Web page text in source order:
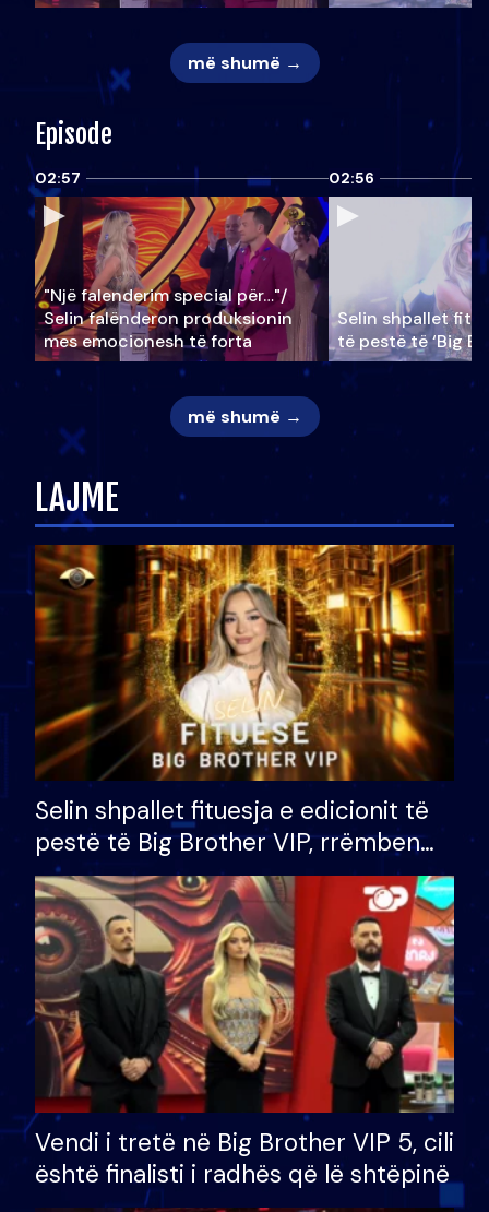
më shumë →
Episode
02:57
"Një falenderim special për…"/
Selin falënderon produksionin
mes emocionesh të forta
02:56
Selin shpallet
të pestë të ‘Big
më shumë →
LAJME
Selin shpallet fituesja e edicionit të
pestë të Big Brother VIP, rrëmben
çmimin e madh prej 100 mijë eurosh
Vendi i tretë në Big Brother VIP 5, cili
është finalisti i radhës që lë shtëpinë